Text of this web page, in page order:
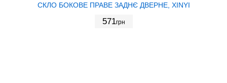
СКЛО БОКОВЕ ПРАВЕ ЗАДНЄ ДВЕРНЕ, XINYI
571грн